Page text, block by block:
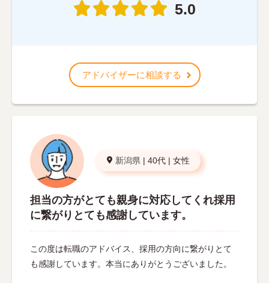
5.0
アドバイザーに相談する
新潟県 | 40代 | 女性
担当の方がとても親身に対応してくれ採用
に繋がりとても感謝しています。
この度は転職のアドバイス、採用の方向に繋がりとて
も感謝しています。本当にありがとうございました。